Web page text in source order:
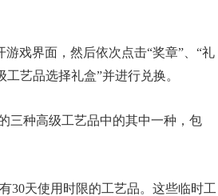
戏界面，然后依次点击“奖章”、“礼
艺品选择礼盒”并进行兑换。
三种高级工艺品中的其中一种，包
30天使用时限的工艺品。这些临时工